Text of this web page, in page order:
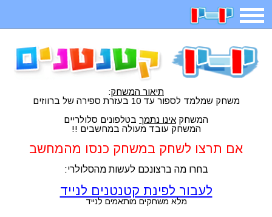
תפריט
אפליקציות ארץ עיר
דפי צביעה משפטים מצחיקות מגניבות
מדריכים פוקימון גו
תיאור המשחק:
משחק שמלמד לספור עד 10 בעזרת ספירה של ברווזים
המשחק אינו נתמך בטלפונים סלולריים
המשחק עובד מעולה במחשבים !!
אם תרצו לשחק במשחק כנסו מהמחשב
בחרו מה ברצונכם לעשות מהסלולרי:
לעבור לפינת קטנטנים לנייד
מלא משחקים מותאמים לנייד